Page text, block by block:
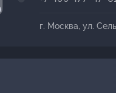
г. Москва, ул.